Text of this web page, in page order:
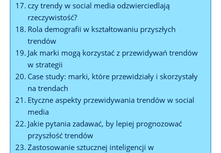
czy trendy w social media odzwierciedlają
rzeczywistość?
Rola demografii w kształtowaniu przyszłych
trendów
Jak marki mogą korzystać z przewidywań trendów
w strategii
Case study: marki, które przewidziały i skorzystały
na trendach
Etyczne aspekty przewidywania trendów w social
media
Jakie pytania zadawać, by lepiej prognozować
przyszłość trendów
Zastosowanie sztucznej inteligencji w